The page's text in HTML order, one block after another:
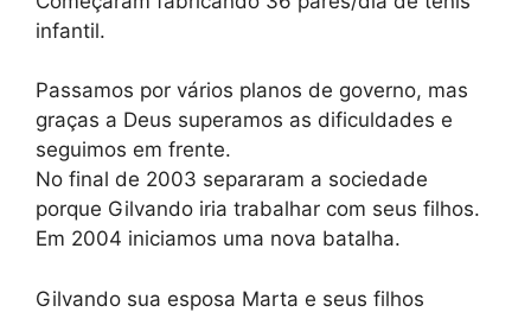
infantil.
Passamos por vários planos de governo, mas
graças a Deus superamos as dificuldades e
seguimos em frente.
No final de 2003 separaram a sociedade
porque Gilvando iria trabalhar com seus filhos.
Em 2004 iniciamos uma nova batalha.
Gilvando sua esposa Marta e seus filhos